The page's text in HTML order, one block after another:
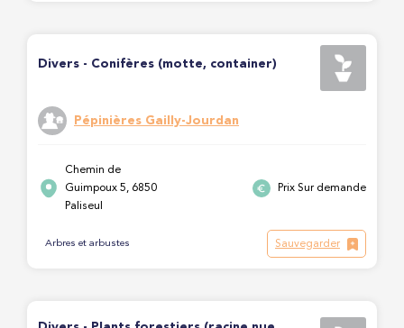
Divers - Conifères (motte, container)
Pépinières Gailly-Jourdan
Chemin de
Guimpoux 5, 6850
Paliseul
Prix Sur demande
Arbres et arbustes Sauvegarder